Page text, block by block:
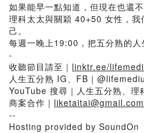
如果能早一點知道，但現在也還不
理科太太與關穎 40+50 女性，我
己。
每週一晚上19:00，把五分熟的人
-
收聽節目請至｜ linktr.ee/
人生五分熟 IG、FB｜
YouTube 搜尋｜人生五分熟、理
商案合作｜ liketaitai@gmail.com
--
Hosting provided by SoundOn